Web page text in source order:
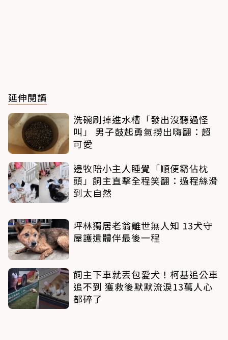
延伸閱讀
洗碗刷掉進水槽「發出沒聽過怪
叫」 男子鼓起勇氣撈出嗨翻：超
可愛
邊牧陪小主人睡覺「順便霸佔枕
頭」飼主直擊全程笑翻：過程絲滑
到太自然
坪林獨居老翁離世無人知 13犬守
屋護遺體伴最後一程
飼主下車就丟包愛犬！柯基追公車
追不到 獲救後默默流淚13萬人心
都碎了